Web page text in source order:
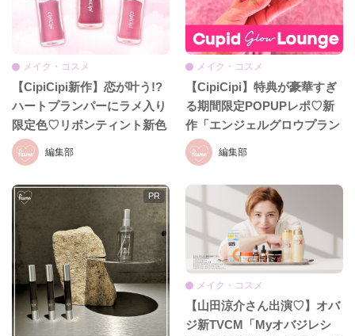
編集部
メイク・コスメ
【CipiCipi新作】恋が叶う!?
ハートプランパーにラメ入り
限定色♡リボンティント新色
も8月19日発売
編集部
メイク・コスメ
【CipiCipi】特典が豪華すぎ
る期間限定POPUPレポ♡新
作「エンジェルグロウプラン
パー」も必見!!
メイク・コスメ
【山田涼介さん出演♡】オバ
ジ新TVCM「Myオバジレシ